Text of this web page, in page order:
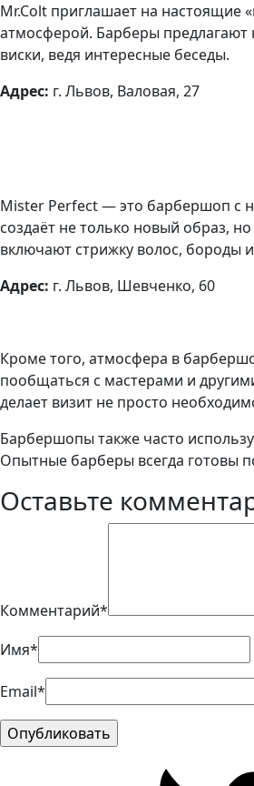
Mr.Colt приглашает на настоящие
атмосферой. Барберы предлагают
виски, ведя интересные беседы.
Адрес: г. Львов, Валовая, 27
Mister Perfect — это барбершоп с
создаёт не только новый образ,
включают стрижку волос, бороды
Адрес: г. Львов, Шевченко, 60
Кроме того, атмосфера в
пообщаться с мастерами и
делает визит не просто
Барбершопы также часто
Опытные барберы всегда готовы
Оставьте
Комментарий*
Имя*
Email*